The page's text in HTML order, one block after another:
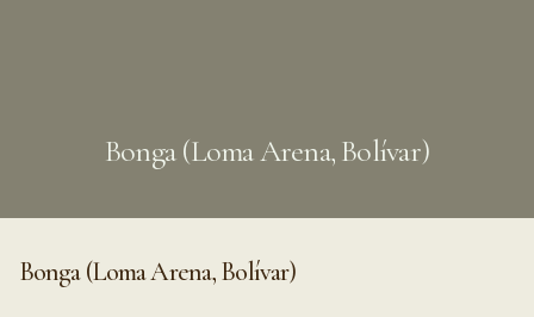
Bonga (Loma Arena, Bolívar)
Bonga (Loma Arena, Bolívar)